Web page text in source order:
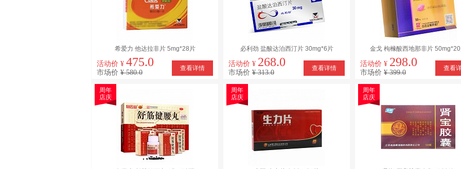
希爱力 他达拉非片 5mg*28片
活动价 ¥ 475.0
市场价 ¥ 580.0
查看详情
必利劲 盐酸达泊西汀片 30mg*6片
活动价 ¥ 268.0
市场价 ¥ 313.0
查看详情
金戈 枸橼酸西地那非片
活动价 ¥ 298.0
市场价 ¥ 399.0
查看
周年
店庆
周年
店庆
周年
店庆